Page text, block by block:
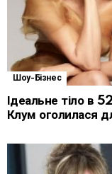
Шоу-Бізнес
Ідеальне тіло в
Клум оголилася